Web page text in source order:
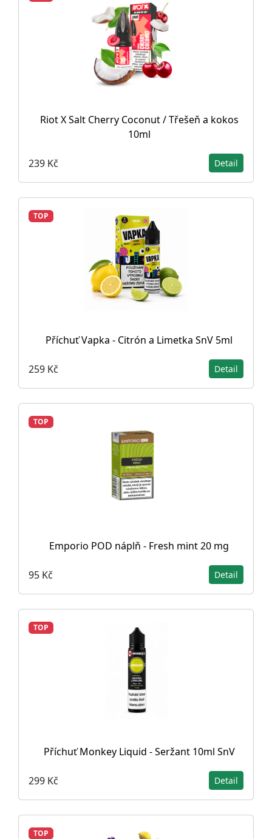
Riot X Salt Cherry Coconut / Třešeň a kokos
10ml
239 Kč Detail
TOP
Příchuť Vapka - Citrón a Limetka SnV 5ml
259 Kč Detail
TOP
Emporio POD náplň - Fresh mint 20 mg
95 Kč Detail
TOP
Příchuť Monkey Liquid - Seržant 10ml SnV
299 Kč Detail
TOP